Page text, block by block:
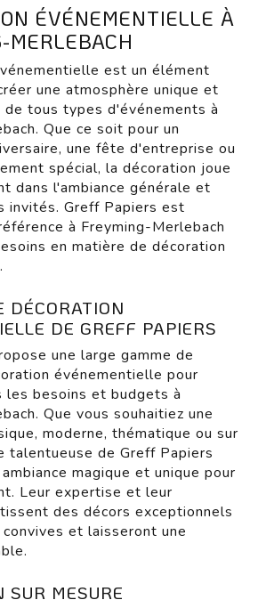
ÉVÉNEMENTIELLE À
MERLEBACH
est un élément
une atmosphère unique et
tous types d'événements à
Que ce soit pour un
une fête d'entreprise ou
spécial, la décoration joue
dans l'ambiance générale et
invités. Greff Papiers est
à Freyming-Merlebach
en matière de décoration
DÉCORATION
DE GREFF PAPIERS
une large gamme de
événementielle pour
les besoins et budgets à
Que vous souhaitiez une
moderne, thématique ou sur
talentueuse de Greff Papiers
magique et unique pour
Leur expertise et leur
des décors exceptionnels
et laisseront une
SUR MESURE